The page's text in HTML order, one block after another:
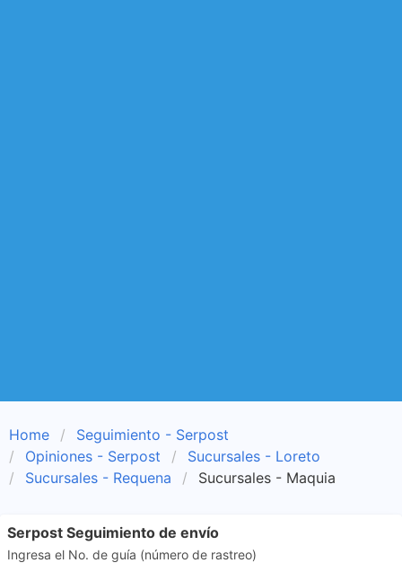
Home
Seguimiento - Serpost
Opiniones - Serpost
Sucursales - Loreto
Sucursales - Requena
Sucursales - Maquia
Serpost Seguimiento de envío
Ingresa el No. de guía (número de rastreo)